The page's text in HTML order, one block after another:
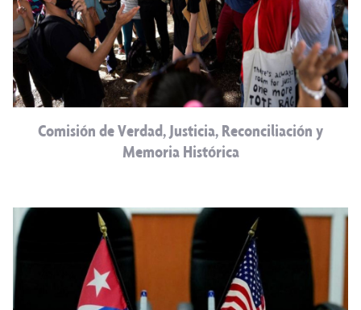
Comisión de Verdad, Justicia, Reconciliación y
Memoria Histórica